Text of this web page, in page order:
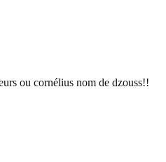
ou cornélius nom de dzouss!!